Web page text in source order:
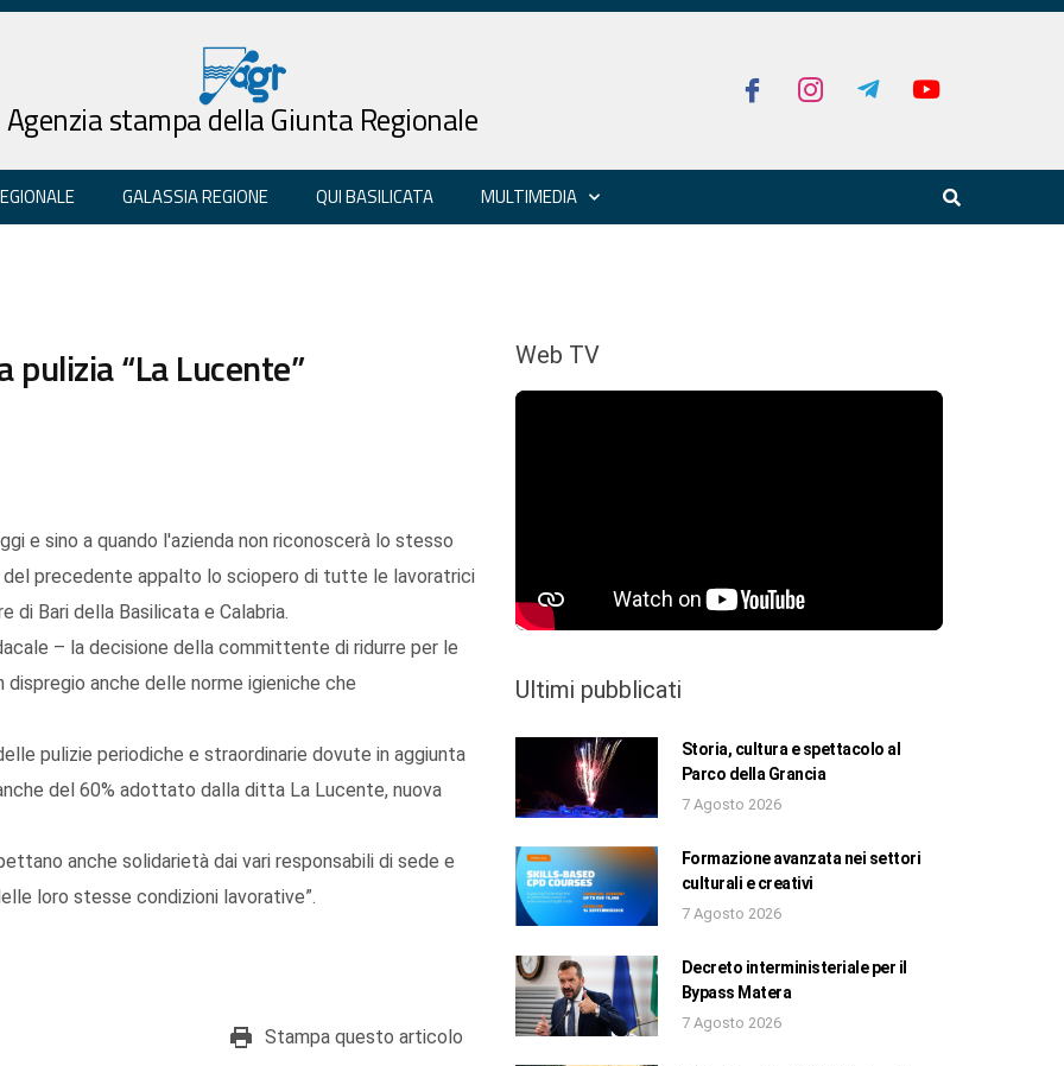
Agenzia stampa della Giunta Regionale
GALASSIA REGIONE QUI BASILICATA MULTIMEDIA
“La Lucente”
e sino a quando l'azienda non riconoscerà lo stesso
precedente appalto lo sciopero di tutte le lavoratrici
di Bari della Basilicata e Calabria.
– la decisione della committente di ridurre per le
anche delle norme igieniche che
pulizie periodiche e straordinarie dovute in aggiunta
del 60% adottato dalla ditta La Lucente, nuova
anche solidarietà dai vari responsabili di sede e
loro stesse condizioni lavorative”.
Stampa questo articolo
Web TV
Ultimi pubblicati
Storia, cultura e spettacolo al
Parco della Grancia
7 Agosto 2026
Formazione avanzata nei settori
culturali e creativi
7 Agosto 2026
Decreto interministeriale per il
Bypass Matera
7 Agosto 2026